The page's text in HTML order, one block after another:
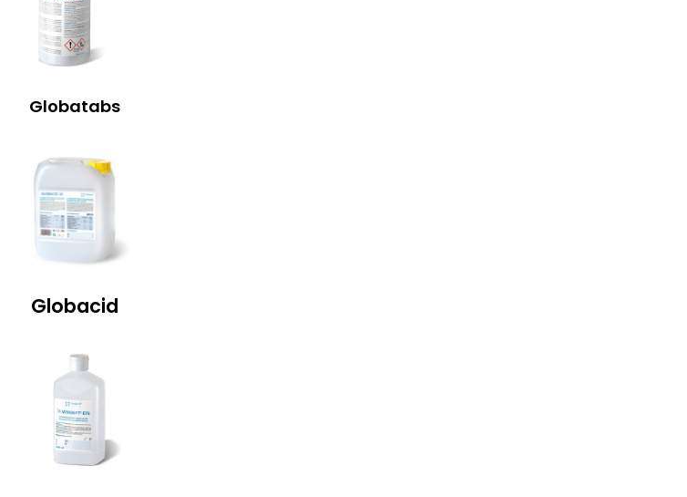
Globatabs
Globacid